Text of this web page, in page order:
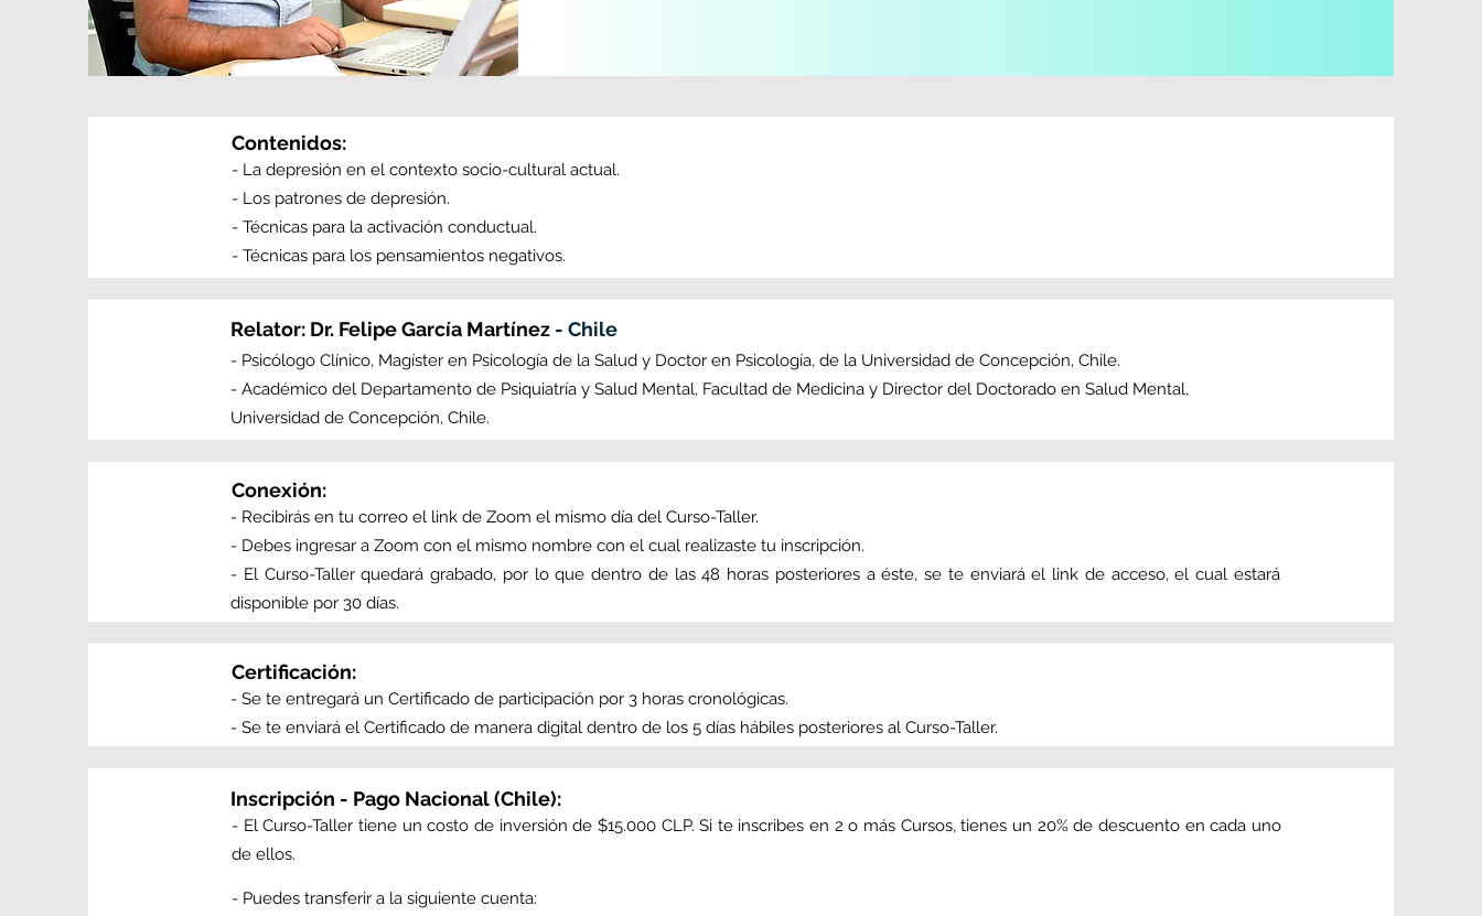
Contenidos:
- La depresión en el contexto socio-cultural actual.
- Los patrones de depresión.
- Técnicas para la activación conductual.
- Técnicas para los pensamientos negativos.
Relator: Dr. Felipe García Martínez - Chile
- Psicólogo Clínico, Magíster en Psicología de la Salud y Doctor en Psicología, de la Universidad de Concepción, Chile.
- Académico del Departamento de Psiquiatría y Salud Mental, Facultad de Medicina y Director del Doctorado en Salud Mental,
Universidad de Concepción, Chile.
Conexión:
- Recibirás en tu correo el link de Zoom el mismo día del Curso-Taller.
- Debes ingresar a Zoom con el mismo nombre con el cual realizaste tu inscripción.
- El Curso-Taller quedará grabado, por lo que dentro de las 48 horas posteriores a éste, se te enviará el link de acceso, el cual estará
disponible por 30 días.
Certificación:
- Se te entregará un Certificado de participación por 3 horas cronológicas.
- Se te enviará el Certificado de manera digital dentro de los 5 días hábiles posteriores al Curso-Taller.
Inscripción - Pago Nacional (Chile):
- El Curso-Taller tiene un costo de inversión de $15.000 CLP. Si te inscribes en 2 o más Cursos, tienes un 20% de descuento en cada uno
de ellos.
- Puedes transferir a la siguiente cuenta: